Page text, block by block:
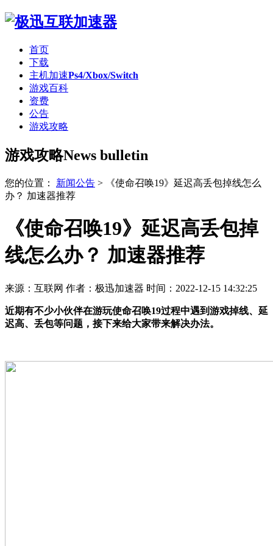
首页
下载
主机加速Ps4/Xbox/Switch
游戏百科
资费
公告
游戏攻略
游戏攻略News bulletin
您的位置： 新闻公告 >
《使命召唤19》延迟高丢包掉线怎么
办？ 加速器推荐
《使命召唤19》延迟高丢包掉
线怎么办？ 加速器推荐
来源：互联网 作者：极迅加速器 时间：2022-12-15 14:32:25
近期有不少小伙伴在游玩使命召唤19过程中遇到游戏掉线、延
迟高、丢包等问题，接下来给大家带来解决办法。